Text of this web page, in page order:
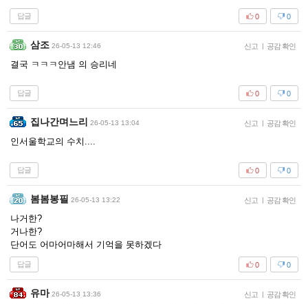
답글 0
0
삼조 26-05-13 12:46 신고 | 공감 확인
결국 ㅋㅋㅋ안냄 의 승리네
답글 0
0
집나간며느리 26-05-13 13:04 신고 | 공감 확인
인서울학교의 수치....
답글 0
0
봄봄봉필 26-05-13 13:22 신고 | 공감 확인
나거한?
거나한?
단어도 어마어마해서 기억을 못하겠다
답글 0
0
유마 26-05-13 13:36 신고 | 공감 확인